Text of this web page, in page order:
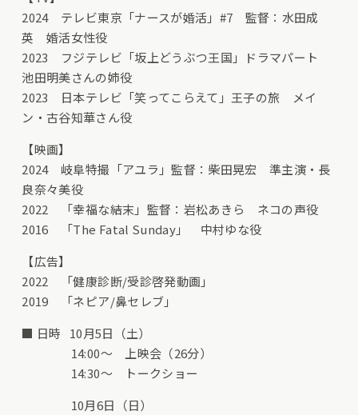
2024 テレビ東京「ナースが婚活」#7 監督：水田成
英 婚活女性役
2023 フジテレビ「坂上どうぶつ王国」ドラマパート
池田明美さんの姉役
2023 日本テレビ「笑ってこらえて」王子の旅 メイ
ン・古谷知華さん役
【映画】
2024 岐阜特撮「アユラ」監督：柴田晃宏 準主演・長
良奈々美役
2022 「幸福な結末」監督：岩松あきら ネコの声役
2016 「The Fatal Sunday」 中村ゆな役
【広告】
2022 「健康診断/受診啓発動画」
2019 「ネピア/鼻セレブ」
■ 日時 10月5日（土）
14:00～ 上映会（26分）
14:30～ トークショー
10月6日（日）